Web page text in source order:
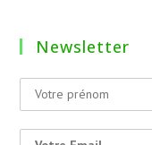
Newsletter